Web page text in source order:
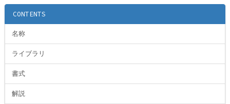
CONTENTS
名称
ライブラリ
書式
解説